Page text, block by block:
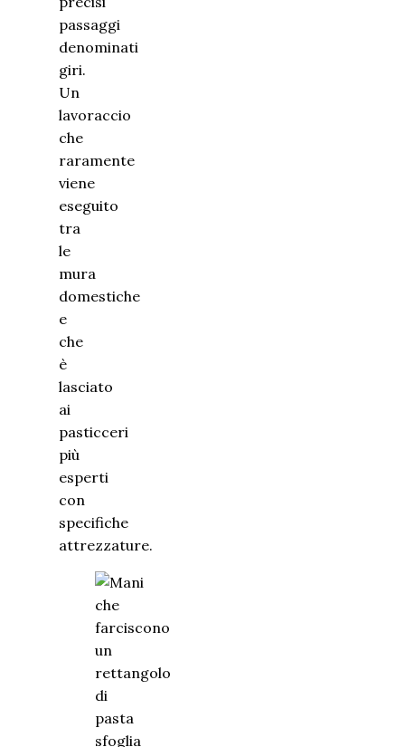
passaggi
denominati
giri.
Un
lavoraccio
che
raramente
viene
eseguito
tra
le
mura
domestiche
e
che
è
lasciato
ai
pasticceri
più
esperti
con
specifiche
attrezzature.